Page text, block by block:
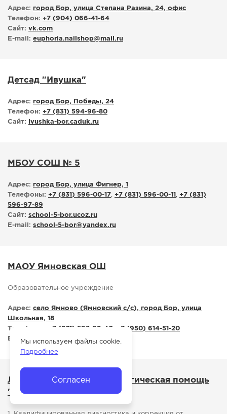
Адрес: город Бор, улица Степана Разина, 24, офис
Телефон: +7 (904) 066-41-64
Сайт: vk.com
E-mail: euphoria.nailshop@mail.ru
Детсад "Ивушка"
Адрес: город Бор, Победы, 24
Телефон: +7 (831) 594-96-80
Сайт: ivushka-bor.caduk.ru
МБОУ СОШ № 5
Адрес: город Бор, улица Фигнер, 1
Телефоны: +7 (831) 596-00-17 +7 (831) 596-00-11
+7 (831)
596-97-89
Сайт: school-5-bor.ucoz.ru
E-mail: school-5-bor@yandex.ru
МАОУ Ямновская ОШ
Образовательное учреждение
Адрес: село Ямново (Ямновский с/с), город Бор, улица
Школьная, 18
Телефоны:
+7 (831) 593-99-40
+7 (950) 614-51-20
E-mail:
mail.52gov.ru
Логопедическая и психологическая помощь
"KID'S DAY"
Согласен
Мы используем файлы cookie.
Подробнее